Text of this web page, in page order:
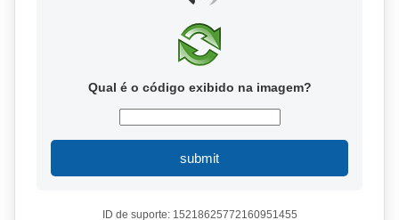
Qual é o código exibido na imagem?
submit
ID de suporte: 15218625772160951455